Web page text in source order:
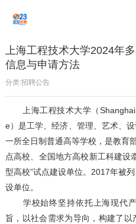
上海工程技术大学2024年
信息与申请方法
分类:招聘公告
上海工程技术大学（Shanghai
e）是工学、经济、管理、艺术、
一所全日制普通高等学校，是教育
点高校、全国地方高校新工科建设
型高校”试点建设单位。2017年被
设单位。
学校始终坚持依托上海现代产
旨，以社会需求为导向，构建了以